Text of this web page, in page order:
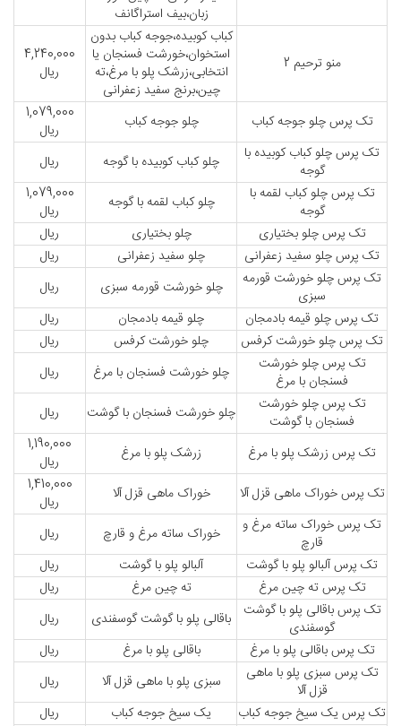
زبان،بیف استراگانف
منو ترحیم 2
کباب کوبیده،جوجه کباب بدون
استخوان،خورشت فسنجان یا
انتخابی،زرشک پلو با مرغ،ته
چین،برنج سفید زعفرانی
4,240,000
ریال
تک پرس چلو جوجه کباب چلو جوجه کباب
1,079,000
ریال
تک پرس چلو کباب کوبیده با
گوجه
چلو کباب کوبیده با گوجه
ریال
تک پرس چلو کباب لقمه با
گوجه
چلو کباب لقمه با گوجه
1,079,000
ریال
تک پرس چلو بختیاری
چلو بختیاری
ریال
تک پرس چلو سفید زعفرانی
چلو سفید زعفرانی
ریال
تک پرس چلو خورشت قورمه
سبزی
چلو خورشت قورمه سبزی
ریال
تک پرس چلو قیمه بادمجان
چلو قیمه بادمجان
ریال
تک پرس چلو خورشت کرفس
چلو خورشت کرفس
ریال
تک پرس چلو خورشت
فسنجان با مرغ
چلو خورشت فسنجان با مرغ
ریال
تک پرس چلو خورشت
فسنجان با گوشت
چلو خورشت فسنجان با گوشت
ریال
تک پرس زرشک پلو با مرغ
زرشک پلو با مرغ
1,190,000
ریال
تک پرس خوراک ماهی قزل آلا
خوراک ماهی قزل آلا
1,410,000
ریال
تک پرس خوراک ساته مرغ و
قارچ
خوراک ساته مرغ و قارچ
ریال
تک پرس آلبالو پلو با گوشت
آلبالو پلو با گوشت
ریال
تک پرس ته چین مرغ
ته چین مرغ
ریال
تک پرس باقالی پلو با گوشت
گوسفندی
باقالی پلو با گوشت گوسفندی
ریال
تک پرس باقالی پلو با مرغ
باقالی پلو با مرغ
ریال
تک پرس سبزی پلو با ماهی
قزل آلا
سبزی پلو با ماهی قزل آلا
ریال
تک پرس یک سیخ جوجه کباب
یک سیخ جوجه کباب
ریال